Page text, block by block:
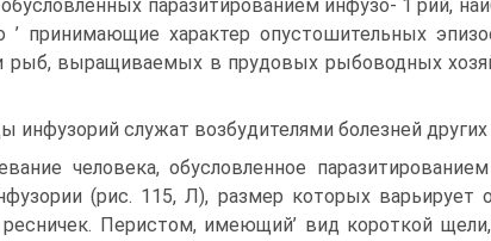
паразитированием инфузо- 1 рий,
’ принимающие характер опустошительных
рыб, выращиваемых в прудовых рыбоводных
служат возбудителями болезней
человека, обусловленное
(рис. 115, Л), размер которых
Перистом, имеющий’ вид короткой